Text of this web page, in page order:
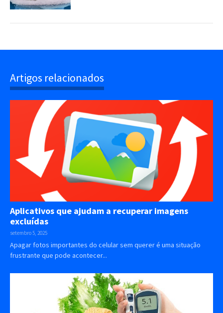
Artigos relacionados
Aplicativos que ajudam a recuperar imagens
excluídas
setembro 5, 2025
Apagar fotos importantes do celular sem querer é uma situação
frustrante que pode acontecer...